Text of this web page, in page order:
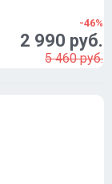
-46%
2 990 руб.
5 460 руб.